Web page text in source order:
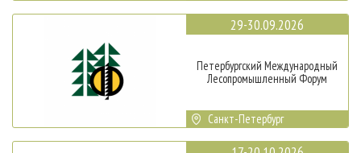
29-30.09.2026
Петербургский Международный
Лесопромышленный Форум
Санкт-Петербург